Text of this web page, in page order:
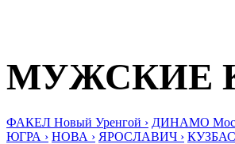
МУЖСКИЕ
ФАКЕЛ Новый Уренгой › ДИНАМО
ЮГРА › НОВА › ЯРОСЛАВИЧ ›